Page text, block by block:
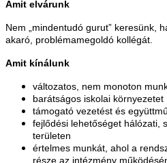
Amit elvárunk
Nem „mindentudó gurut” keresünk,
akaró, problémamegoldó kollégát.
Amit kínálunk
változatos, nem monoton
barátságos iskolai környezetet
támogató vezetést és
fejlődési lehetőséget hálózati,
területen
értelmes munkát, ahol a
része az intézmény